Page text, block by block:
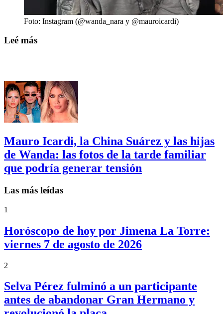
Foto: Instagram (@wanda_nara y @mauroicardi)
Leé más
Mauro Icardi, la China Suárez y las hijas
de Wanda: las fotos de la tarde familiar
que podría generar tensión
Las más leídas
1
Horóscopo de hoy por Jimena La Torre:
viernes 7 de agosto de 2026
2
Selva Pérez fulminó a un participante
antes de abandonar Gran Hermano y